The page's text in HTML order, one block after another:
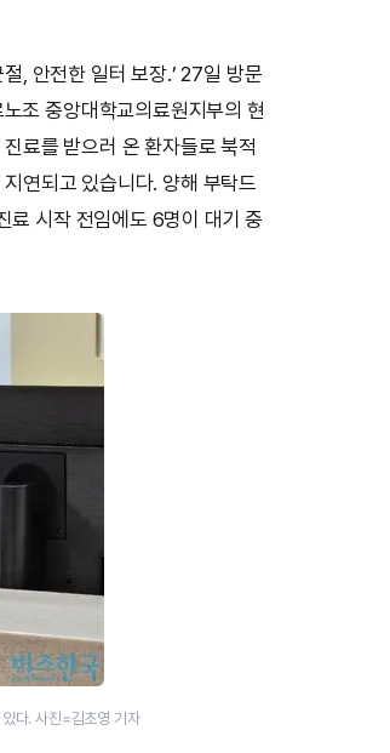
, 안전한 일터 보장.’ 27일 방문
조 중앙대학교의료원지부의 현
료를 받으러 온 환자들로 북적
연되고 있습니다. 양해 부탁드
료 시작 전임에도 6명이 대기 중
다. 사진=김초영 기자